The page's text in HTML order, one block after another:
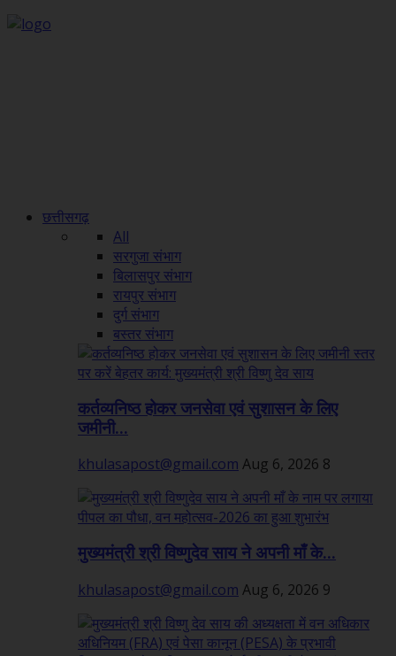
छत्तीसगढ़
All
सरगुजा संभाग
बिलासपुर संभाग
रायपुर संभाग
दुर्ग संभाग
बस्तर संभाग
कर्तव्यनिष्ठ होकर जनसेवा एवं सुशासन के लिए
जमीनी...
khulasapost@gmail.com Aug 6, 2026 8
मुख्यमंत्री श्री विष्णुदेव साय ने अपनी माँ के...
khulasapost@gmail.com Aug 6, 2026 9